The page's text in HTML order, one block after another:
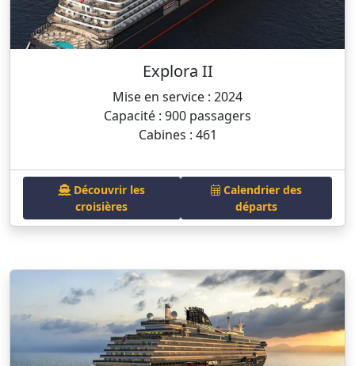
Explora II
Mise en service : 2024
Capacité : 900 passagers
Cabines : 461
Découvrir les
croisières
Calendrier des
départs